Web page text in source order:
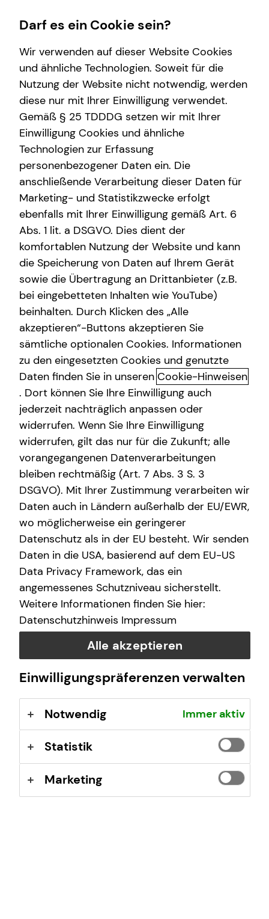
Finanzberatung
Videoberatung
Spezialisten-Netzwerk
Private Krankenvorsorge
Immobilienfinanzierung
Betriebliche Altersvorsorge
Investment
Kapitalanlage Immobilien
Altersvorsorge
Gewerbliche Versicherungen
Kindervorsorge
Sach- und Vermögenssicherung
Expat
Service
Kundenportal
Schadenabwicklung
Wissenswertes
Über tecis
Podcast
teamzukunft
Interview
Über mich
Karriere-Infos
Karrierechancen
Initiativbewerbung
Impressum
Andre Dietrich
Selbstständiger Repräsentant für die tecis
Finanzdienstleistungen AG
Adolf-Dembach-Straße 7
47829 Krefeld
Telefon: +49 (203) 36983341
Mobil: +49 (160) 97510529
E-Mail: andre.dietrich@tecis.de
Verantwortlicher im Sinne des § 18 Abs. 2
MStV
Andre Dietrich
Adolf-Dembach-Straße 7
47829 Krefeld
Erlaubnis nach § 34d GewO​
Aufsichtsbehörde:
Niederrheinische Industrie- u. Handelskammer Duisburg
Mercatorstraße 22
47051 Duisburg
Registrierungsnummer: D-XLDN-9T09B-11
Berufsbezeichnung: Versicherungsvertreter mit Erlaubnis
nach § 34 d Abs. 1 GewO Bundesrepublik Deutschland
(GewO), §§ 59 – 68 Gesetz über den
Versicherungsvertrag (VVG), Verordnung über die
Versicherungsvermittlung und -beratung (VersVermV),
abrufbar unterwww.gesetze-im-internet.de
Erlaubnis nach § 34f GewO ​
Aufsichtsbehörde:
Niederrheinische Industrie- u. Handelskammer Duisburg
Mercatorstraße 22
47051 Duisburg
Berufsbezeichnung: Finanzanlagenvermittler nach § 34f
Abs. 1 Satz 1 Nr. 1 GewO Bundesrepublik Deutschland
Darf es ein Cookie sein?
Wir verwenden auf dieser Website Cookies
und ähnliche Technologien. Soweit für die
Nutzung der Website nicht notwendig, werden
diese nur mit Ihrer Einwilligung verwendet.
Gemäß § 25 TDDDG setzen wir mit Ihrer
Einwilligung Cookies und ähnliche
Technologien zur Erfassung
personenbezogener Daten ein. Die
anschließende Verarbeitung dieser Daten für
Marketing- und Statistikzwecke erfolgt
ebenfalls mit Ihrer Einwilligung gemäß Art. 6
Abs. 1 lit. a DSGVO. Dies dient der
komfortablen Nutzung der Website und kann
die Speicherung von Daten auf Ihrem Gerät
sowie die Übertragung an Drittanbieter (z.B.
bei eingebetteten Inhalten wie YouTube)
beinhalten. Durch Klicken des „Alle
akzeptieren“-Buttons akzeptieren Sie
sämtliche optionalen Cookies. Informationen
zu den eingesetzten Cookies und genutzte
Daten finden Sie in unseren Cookie-Hinweisen
. Dort können Sie Ihre Einwilligung auch
jederzeit nachträglich anpassen oder
widerrufen. Wenn Sie Ihre Einwilligung
widerrufen, gilt das nur für die Zukunft; alle
vorangegangenen Datenverarbeitungen
bleiben rechtmäßig (Art. 7 Abs. 3 S. 3
DSGVO). Mit Ihrer Zustimmung verarbeiten wir
Daten auch in Ländern außerhalb der EU/EWR,
wo möglicherweise ein geringerer
Datenschutz als in der EU besteht. Wir senden
Daten in die USA, basierend auf dem EU-US
Data Privacy Framework, das ein
angemessenes Schutzniveau sicherstellt.
Weitere Informationen finden Sie hier:
Datenschutzhinweis Impressum
Alle akzeptieren
Einwilligungspräferenzen verwalten
Notwendig Immer aktiv
Statistik
Marketing